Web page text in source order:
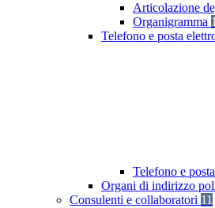
Articolazione
Organigramma 1
Telefono e posta
Telefono e
Organi di indirizzo
Consulenti e collaboratori 11